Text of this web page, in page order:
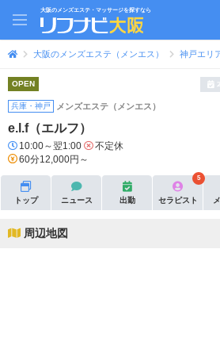
大阪のメンズエステ・マッサージを探すなら
大阪のメンズエステ（メンエス） 神戸エリ
OPEN
兵庫・神戸 メンズエステ（メンエス）
e.l.f（エルフ）
10:00～翌1:00
不定休
60分12,000円～
トップ ニュース 出勤 セラピスト
5
周辺地図